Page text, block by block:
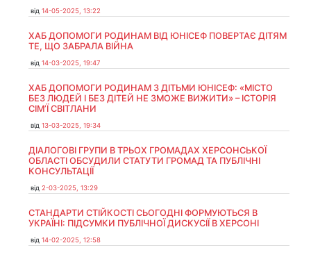
від 14-05-2025, 13:22
ХАБ ДОПОМОГИ РОДИНАМ ВІД ЮНІСЕФ ПОВЕРТАЄ ДІТЯМ
ТЕ, ЩО ЗАБРАЛА ВІЙНА
від 14-03-2025, 19:47
ХАБ ДОПОМОГИ РОДИНАМ З ДІТЬМИ ЮНІСЕФ: «МІСТО
БЕЗ ЛЮДЕЙ І БЕЗ ДІТЕЙ НЕ ЗМОЖЕ ВИЖИТИ» – ІСТОРІЯ
СІМʼЇ СВІТЛАНИ
від 13-03-2025, 19:34
ДІАЛОГОВІ ГРУПИ В ТРЬОХ ГРОМАДАХ ХЕРСОНСЬКОЇ
ОБЛАСТІ ОБСУДИЛИ СТАТУТИ ГРОМАД ТА ПУБЛІЧНІ
КОНСУЛЬТАЦІЇ
від 2-03-2025, 13:29
СТАНДАРТИ СТІЙКОСТІ СЬОГОДНІ ФОРМУЮТЬСЯ В
УКРАЇНІ: ПІДСУМКИ ПУБЛІЧНОЇ ДИСКУСІЇ В ХЕРСОНІ
від 14-02-2025, 12:58